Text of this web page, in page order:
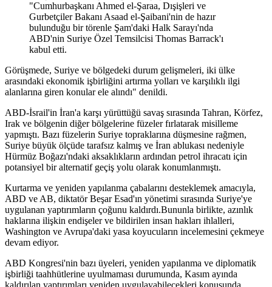
"Cumhurbaşkanı Ahmed el-Şaraa, Dışişleri ve
Gurbetçiler Bakanı Asaad el-Şaibani'nin de hazır
bulunduğu bir törenle Şam'daki Halk Sarayı'nda
ABD'nin Suriye Özel Temsilcisi Thomas Barrack'ı
kabul etti.
Görüşmede, Suriye ve bölgedeki durum gelişmeleri, iki ülke
arasındaki ekonomik işbirliğini artırma yolları ve karşılıklı ilgi
alanlarına giren konular ele alındı" denildi.
ABD-İsrail'in İran'a karşı yürüttüğü savaş sırasında Tahran, Körfez,
Irak ve bölgenin diğer bölgelerine füzeler fırlatarak misilleme
yapmıştı. Bazı füzelerin Suriye topraklarına düşmesine rağmen,
Suriye büyük ölçüde tarafsız kalmış ve İran ablukası nedeniyle
Hürmüz Boğazı'ndaki aksaklıkların ardından petrol ihracatı için
potansiyel bir alternatif geçiş yolu olarak konumlanmıştı.
Kurtarma ve yeniden yapılanma çabalarını desteklemek amacıyla,
ABD ve AB, diktatör Beşar Esad'ın yönetimi sırasında Suriye'ye
uygulanan yaptırımların çoğunu kaldırdı.Bununla birlikte, azınlık
haklarına ilişkin endişeler ve bildirilen insan hakları ihlalleri,
Washington ve Avrupa'daki yasa koyucuların incelemesini çekmeye
devam ediyor.
ABD Kongresi'nin bazı üyeleri, yeniden yapılanma ve diplomatik
işbirliği taahhütlerine uyulmaması durumunda, Kasım ayında
kaldırılan yaptırımları yeniden uygulayabilecekleri konusunda